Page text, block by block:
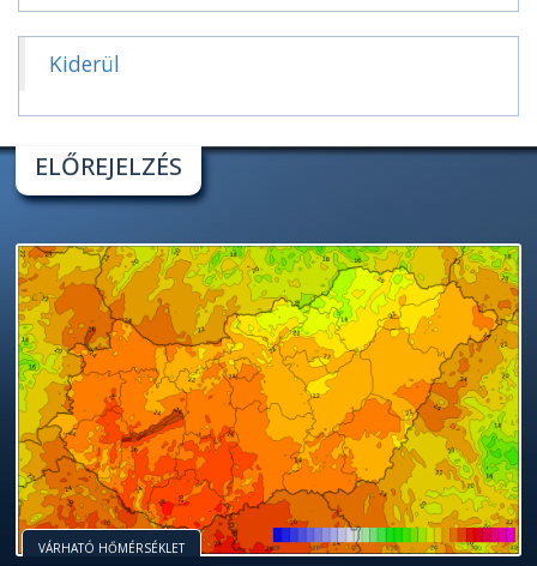
Kiderül
ELŐREJELZÉS
VÁRHATÓ HŐMÉRSÉKLET